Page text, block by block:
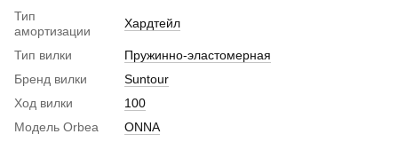
Тип
амортизации
Хардтейл
Тип вилки
Пружинно-эластомерная
Бренд вилки
Suntour
Ход вилки
100
Модель Orbea
ONNA